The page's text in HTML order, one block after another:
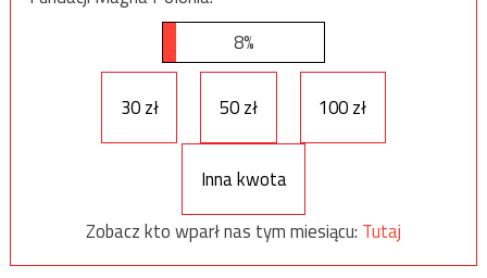
8%
30 zł 50 zł 100 zł
Inna kwota
Zobacz kto wparł nas tym miesiącu: Tutaj